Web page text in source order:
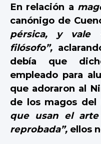
En relación a
canónigo de
pérsica, y vale
filósofo”,
debía que
empleado para
que adoraron al
de los magos del
que usan el arte
reprobada”, ellos